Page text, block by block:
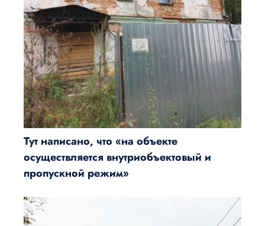
Тут написано, что «на объекте
осуществляется внутриобъектовый и
пропускной режим»